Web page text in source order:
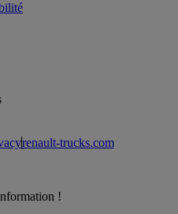
renault-trucks.com
!